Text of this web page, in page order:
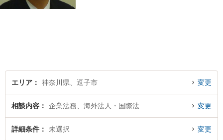
連絡ください。
エリア 神奈川県、逗子市 変更
相談内容 企業法務、海外法人・国際法 変更
詳細条件 未選択 変更